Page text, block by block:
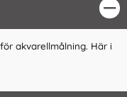
akvarellmålning. Här i